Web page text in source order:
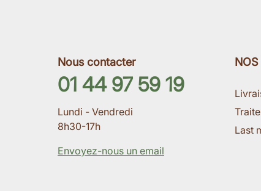
Nous contacter
01 44 97 59 19
Lundi - Vendredi
8h30-17h
Envoyez-nous un email
NOS
Last